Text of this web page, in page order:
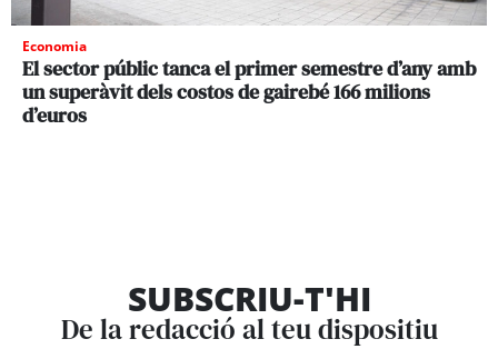
Economia
El sector públic tanca el primer semestre d’any amb
un superàvit dels costos de gairebé 166 milions
d’euros
SUBSCRIU-T'HI
De la redacció al teu dispositiu